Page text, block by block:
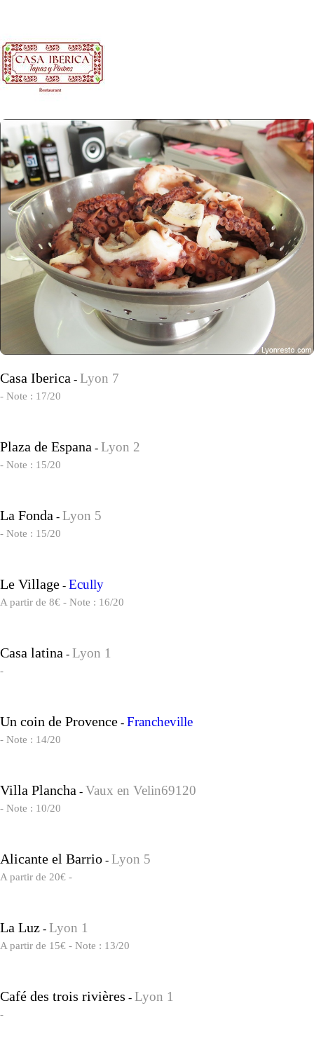
Casa Iberica - Lyon 7
- Note : 17/20
Plaza de Espana - Lyon 2
- Note : 15/20
La Fonda - Lyon 5
- Note : 15/20
Le Village - Ecully
A partir de 8€ - Note : 16/20
Casa latina - Lyon 1
-
Un coin de Provence - Francheville
- Note : 14/20
Villa Plancha - Vaux en Velin69120
- Note : 10/20
Alicante el Barrio - Lyon 5
A partir de 20€ -
La Luz - Lyon 1
A partir de 15€ - Note : 13/20
Café des trois rivières - Lyon 1
-